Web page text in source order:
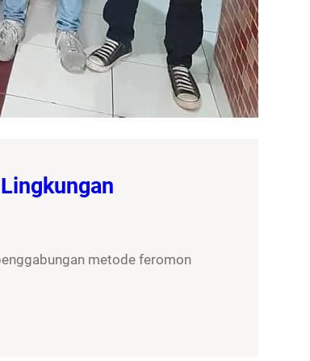
metode feromon